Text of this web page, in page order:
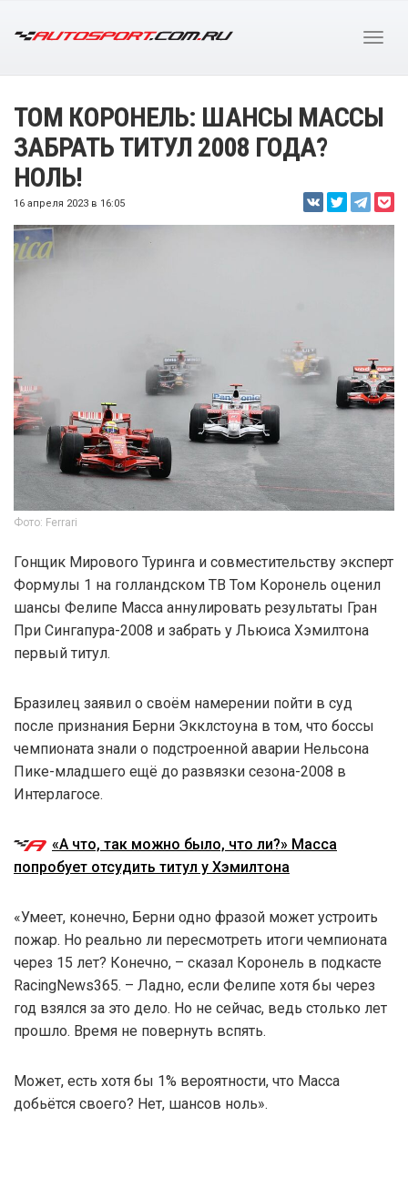
ТОМ КОРОНЕЛЬ: ШАНСЫ МАССЫ
ЗАБРАТЬ ТИТУЛ 2008 ГОДА?
НОЛЬ!
16 апреля 2023 в 16:05
Фото: Ferrari
Гонщик Мирового Туринга и совместительству эксперт
Формулы 1 на голландском ТВ Том Коронель оценил
шансы Фелипе Масса аннулировать результаты Гран
При Сингапура-2008 и забрать у Льюиса Хэмилтона
первый титул.
Бразилец заявил о своём намерении пойти в суд
после признания Берни Экклстоуна в том, что боссы
чемпионата знали о подстроенной аварии Нельсона
Пике-младшего ещё до развязки сезона-2008 в
Интерлагосе.
«А что, так можно было, что ли?» Масса
попробует отсудить титул у Хэмилтона
«Умеет, конечно, Берни одно фразой может устроить
пожар. Но реально ли пересмотреть итоги чемпионата
через 15 лет? Конечно, – сказал Коронель в подкасте
RacingNews365. – Ладно, если Фелипе хотя бы через
год взялся за это дело. Но не сейчас, ведь столько лет
прошло. Время не повернуть вспять.
Может, есть хотя бы 1% вероятности, что Масса
добьётся своего? Нет, шансов ноль».